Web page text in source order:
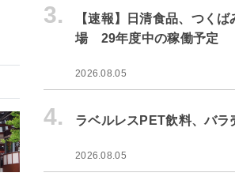
3.
【速報】日清食品、つく
場 29年度中の稼働予定
2026.08.05
4. ラベルレスPET飲料、バラ
2026.08.05